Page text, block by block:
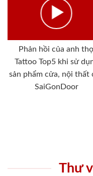
Phản hồi của anh
Tattoo Top5 khi sử
sản phẩm cửa, nội thất
SaiGonDoor
Thư